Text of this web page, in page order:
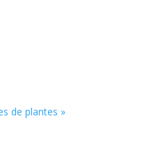
de plantes »